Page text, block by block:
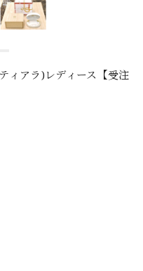
ィアラ)レディース【受注